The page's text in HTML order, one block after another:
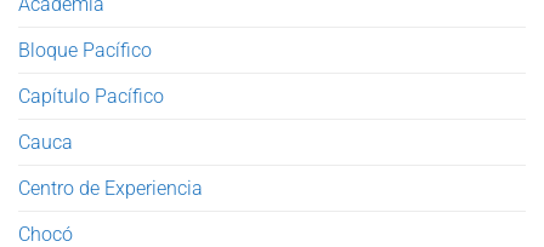
Bloque Pacífico
Capítulo Pacífico
Cauca
Centro de Experiencia
Chocó